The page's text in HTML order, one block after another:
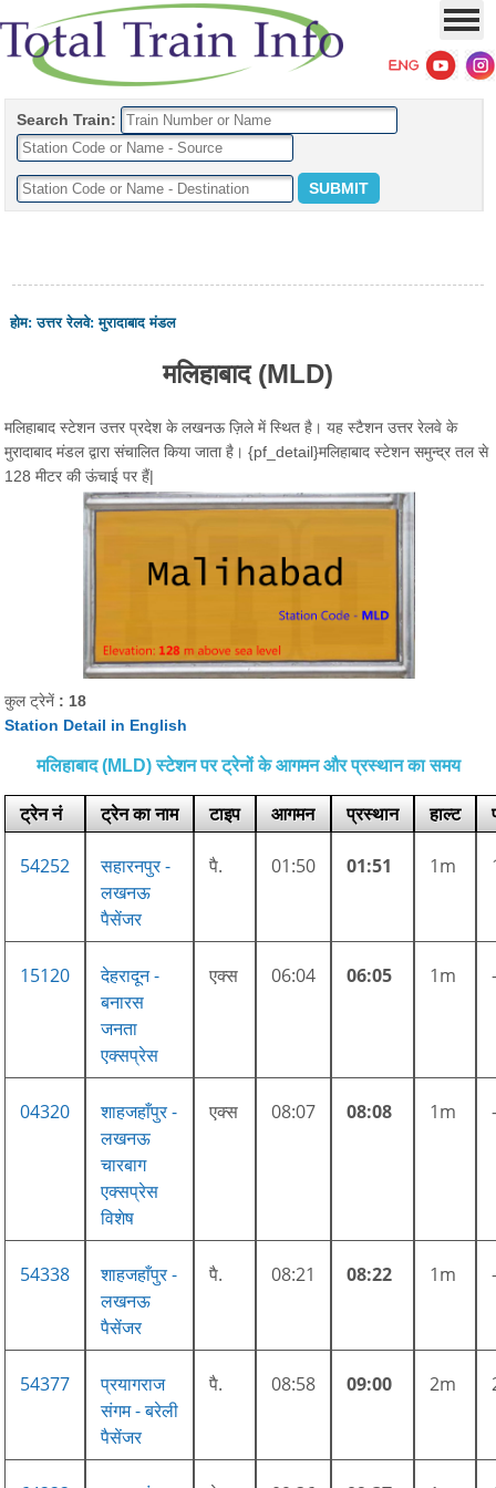
Search Train:
होम:उत्तर रेलवे:मुरादाबाद मंडल
मलिहाबाद (MLD)
मलिहाबाद स्टेशन उत्तर प्रदेश के लखनऊ ज़िले में स्थित है। यह स्टैशन उत्तर रेलवे के
मुरादाबाद मंडल द्वारा संचालित किया जाता है। {pf_detail}मलिहाबाद स्टेशन समुन्द्र तल से
128 मीटर की ऊंचाई पर हैं|
कुल ट्रेनें : 18
Station Detail in English
मलिहाबाद (MLD) स्टेशन पर ट्रेनों के आगमन और प्रस्थान का समय
ट्रेन नं ट्रेन का नाम टाइप आगमन प्रस्थान हाल्ट
54252
सहारनपुर -
लखनऊ
पैसेंजर
पै. 01:50 01:51 1m
15120
देहरादून -
बनारस
जनता
एक्सप्रेस
एक्स 06:04 06:05 1m
04320
शाहजहाँपुर -
लखनऊ
चारबाग
एक्सप्रेस
विशेष
एक्स 08:07 08:08 1m
54338
शाहजहाँपुर -
लखनऊ
पैसेंजर
पै. 08:21 08:22 1m
54377
प्रयागराज
संगम - बरेली
पैसेंजर
पै. 08:58 09:00 2m